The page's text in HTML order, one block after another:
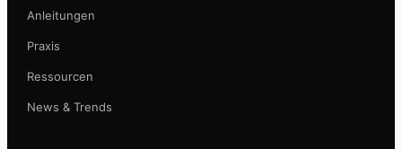
Anleitungen
Praxis
Ressourcen
News & Trends